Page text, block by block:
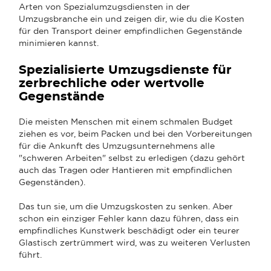
Arten von Spezialumzugsdiensten in der
Umzugsbranche ein und zeigen dir, wie du die Kosten
für den Transport deiner empfindlichen Gegenstände
minimieren kannst.
Spezialisierte Umzugsdienste für
zerbrechliche oder wertvolle
Gegenstände
Die meisten Menschen mit einem schmalen Budget
ziehen es vor, beim Packen und bei den Vorbereitungen
für die Ankunft des Umzugsunternehmens alle
"schweren Arbeiten" selbst zu erledigen (dazu gehört
auch das Tragen oder Hantieren mit empfindlichen
Gegenständen).
Das tun sie, um die Umzugskosten zu senken. Aber
schon ein einziger Fehler kann dazu führen, dass ein
empfindliches Kunstwerk beschädigt oder ein teurer
Glastisch zertrümmert wird, was zu weiteren Verlusten
führt.